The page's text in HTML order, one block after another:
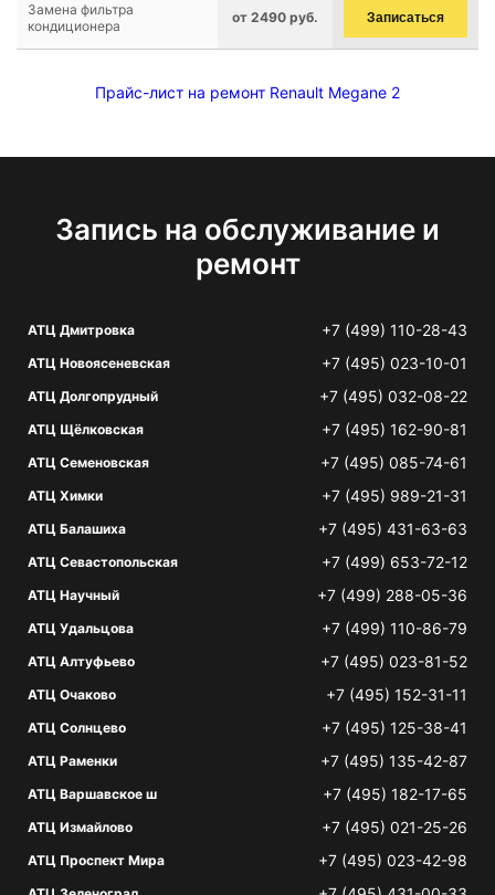
Замена фильтра
кондиционера
от 2490 руб. Записаться
Прайс-лист на ремонт Renault Megane 2
Запись на обслуживание и
ремонт
АТЦ Дмитровка +7 (499) 110-28-43
АТЦ Новоясеневская +7 (495) 023-10-01
АТЦ Долгопрудный +7 (495) 032-08-22
АТЦ Щёлковская +7 (495) 162-90-81
АТЦ Семеновская +7 (495) 085-74-61
АТЦ Химки +7 (495) 989-21-31
АТЦ Балашиха +7 (495) 431-63-63
АТЦ Севастопольская +7 (499) 653-72-12
АТЦ Научный +7 (499) 288-05-36
АТЦ Удальцова +7 (499) 110-86-79
АТЦ Алтуфьево +7 (495) 023-81-52
АТЦ Очаково +7 (495) 152-31-11
АТЦ Солнцево +7 (495) 125-38-41
АТЦ Раменки +7 (495) 135-42-87
АТЦ Варшавское ш +7 (495) 182-17-65
АТЦ Измайлово +7 (495) 021-25-26
АТЦ Проспект Мира +7 (495) 023-42-98